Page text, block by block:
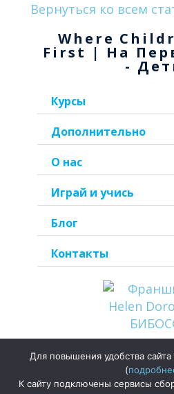
Вернуться ко всем
Where
First | На
-
Курсы
Дополнительно
О нас
Играй и учись
Блог
Контакты
конфиденциальности
Для повышения удобства
(
К сайту подключены сервисы